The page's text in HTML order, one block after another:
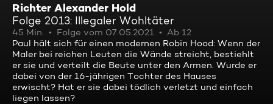
Richter Alexander Hold
Folge 2013: Illegaler Wohltäter
45 Min. Folge vom 07.05.2021
Ab 12
Paul hält sich für einen modernen Robin Hood: Wenn der
Maler bei reichen Leuten die Wände streicht, bestiehlt
er sie und verteilt die Beute unter den Armen. Wurde er
dabei von der 16-jährigen Tochter des Hauses
erwischt? Hat er sie dabei tödlich verletzt und einfach
liegen lassen?